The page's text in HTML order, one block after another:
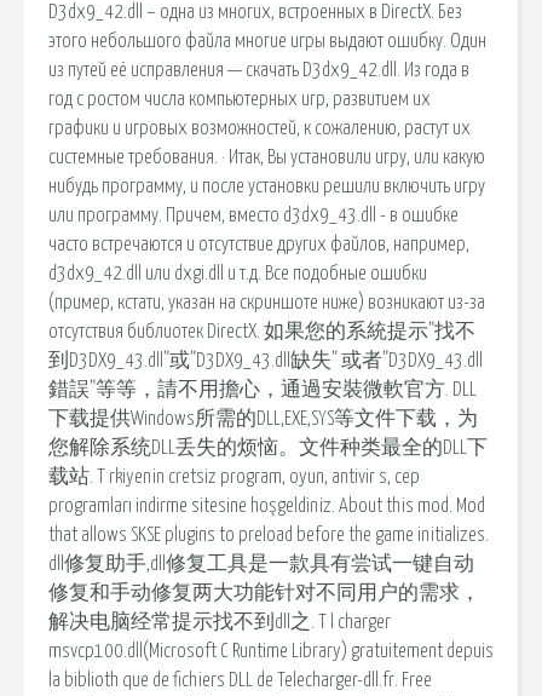
D3dx9_42.dll – одна из многих, встроенных в DirectX. Без
этого небольшого файла многие игры выдают ошибку. Один
из путей её исправления — скачать D3dx9_42.dll. Из года в
год с ростом числа компьютерных игр, развитием их
графики и игровых возможностей, к сожалению, растут их
системные требования. · Итак, Вы установили игру, или какую
нибудь программу, и после установки решили включить игру
или программу. Причем, вместо d3dx9_43.dll - в ошибке
часто встречаются и отсутствие других файлов, например,
d3dx9_42.dll или dxgi.dll и т.д. Все подобные ошибки
(пример, кстати, указан на скриншоте ниже) возникают из-за
отсутствия библиотек DirectX. 如果您的系統提示”找不
到D3DX9_43.dll”或”D3DX9_43.dll缺失” 或者”D3DX9_43.dll
錯誤”等等，請不用擔心，通過安裝微軟官方. DLL
下载提供Windows所需的DLL,EXE,SYS等文件下载，为
您解除系统DLL丢失的烦恼。文件种类最全的DLL下
载站. T rkiyenin cretsiz program, oyun, antivir s, cep
programları indirme sitesine hoşgeldiniz. About this mod. Mod
that allows SKSE plugins to preload before the game initializes.
dll修复助手,dll修复工具是一款具有尝试一键自动
修复和手动修复两大功能针对不同用户的需求，
解决电脑经常提示找不到dll之. T l charger
msvcp100.dll(Microsoft C Runtime Library) gratuitement depuis
la biblioth que de fichiers DLL de Telecharger-dll.fr. Free